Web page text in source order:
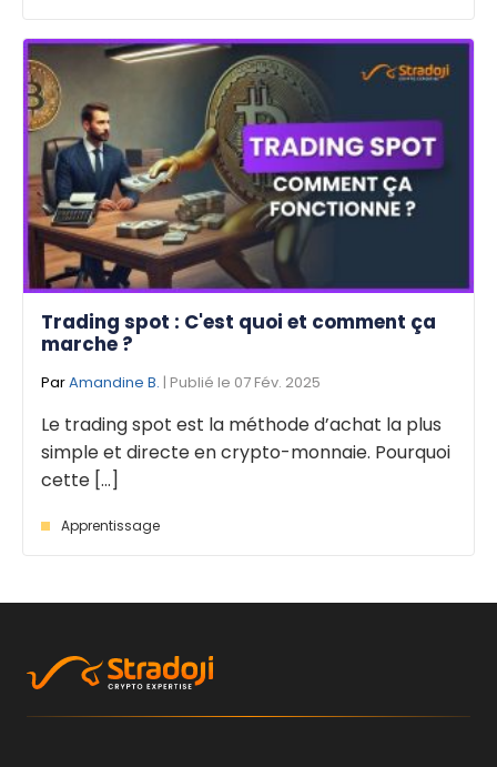
Trading spot : C'est quoi et comment ça
marche ?
ParAmandine B. | Publié le 07 Fév. 2025
Le trading spot est la méthode d’achat la plus
simple et directe en crypto-monnaie. Pourquoi
cette [...]
Apprentissage